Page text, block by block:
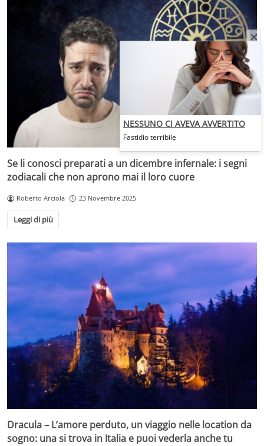
Se li conosci preparati a un dicembre infernale: i segni
zodiacali che non aprono mai il loro cuore
Roberto Arciola 23 Novembre 2025
Leggi di più
Dracula – L’amore perduto, un viaggio nelle location da
sogno: una si trova in Italia e puoi vederla anche tu
NESSUNO CI AVEVA AVVERTITO
Fastidio terribile